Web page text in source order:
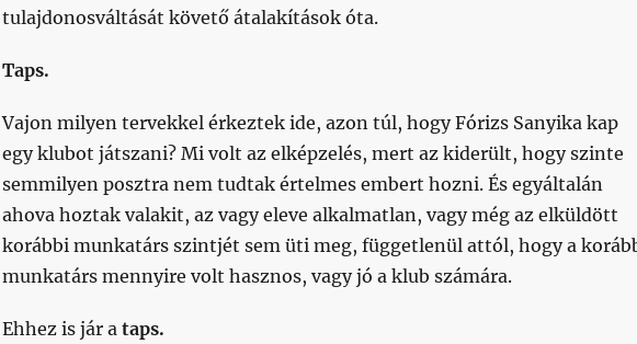
tulajdonosváltását követő átalakítások óta.
Taps.
Vajon milyen tervekkel érkeztek ide, azon túl, hogy Fórizs Sanyika kap
egy klubot játszani? Mi volt az elképzelés, mert az kiderült, hogy szinte
semmilyen posztra nem tudtak értelmes embert hozni. És egyáltalán
ahova hoztak valakit, az vagy eleve alkalmatlan, vagy még az elküldött
korábbi munkatárs szintjét sem üti meg, függetlenül attól, hogy a
munkatárs mennyire volt hasznos, vagy jó a klub számára.
Ehhez is jár a taps.